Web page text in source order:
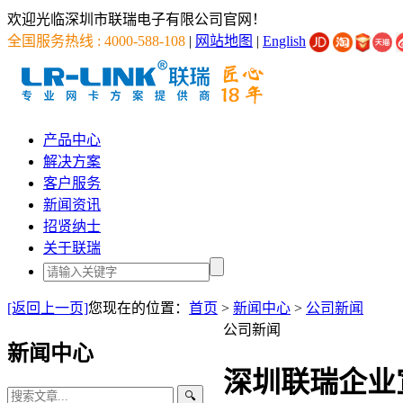
欢迎光临深圳市联瑞电子有限公司官网！
全国服务热线 : 4000-588-108 | 网站地图 | English
产品中心
解决方案
客户服务
新闻资讯
招贤纳士
关于联瑞
[返回上一页]您现在的位置： 首页 > 新闻中心 > 公司新闻
新闻中心
🔍
公司新闻
深圳联瑞企